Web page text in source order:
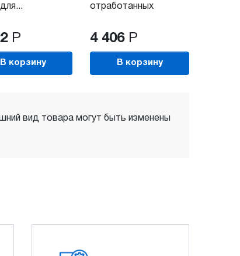
Р
В корзину
отработанных
4 406 Р
В корзину
вид товара могут быть изменены